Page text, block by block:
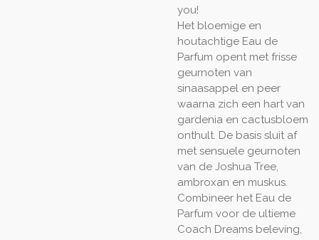
you!
Het bloemige en
houtachtige Eau de
Parfum opent met frisse
geurnoten van
sinaasappel en peer
waarna zich een hart van
gardenia en cactusbloem
onthult. De basis sluit af
met sensuele geurnoten
van de Joshua Tree,
ambroxan en muskus.
Combineer het Eau de
Parfum voor de ultieme
Coach Dreams beleving,